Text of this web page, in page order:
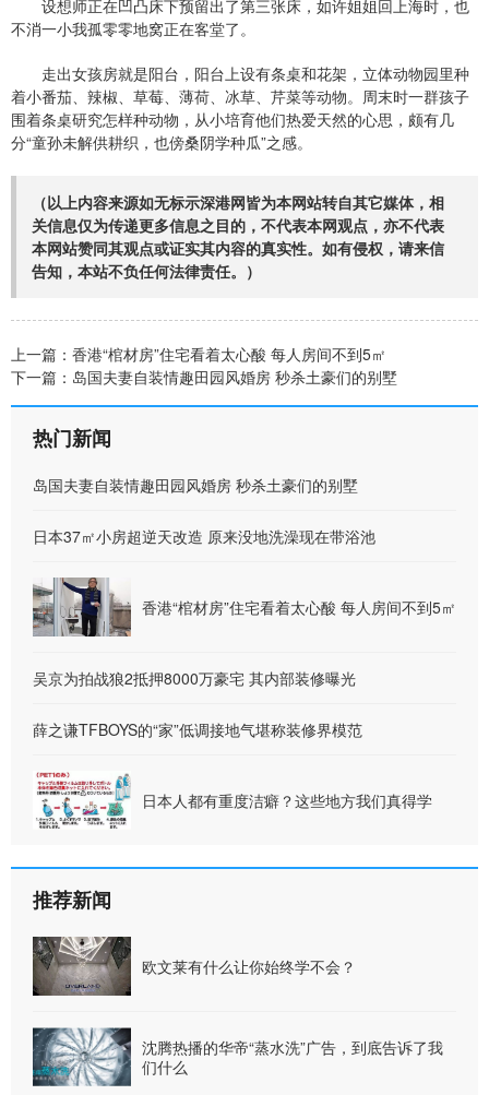
设想师正在凹凸床下预留出了第三张床，如许姐姐回上海时，也
不消一小我孤零零地窝正在客堂了。
走出女孩房就是阳台，阳台上设有条桌和花架，立体动物园里种
着小番茄、辣椒、草莓、薄荷、冰草、芹菜等动物。周末时一群孩子
围着条桌研究怎样种动物，从小培育他们热爱天然的心思，颇有几
分“童孙未解供耕织，也傍桑阴学种瓜”之感。
（以上内容来源如无标示深港网皆为本网站转自其它媒体，相
关信息仅为传递更多信息之目的，不代表本网观点，亦不代表
本网站赞同其观点或证实其内容的真实性。如有侵权，请来信
告知，本站不负任何法律责任。）
上一篇： 香港“棺材房”住宅看着太心酸 每人房间不到5㎡
下一篇： 岛国夫妻自装情趣田园风婚房 秒杀土豪们的别墅
热门新闻
岛国夫妻自装情趣田园风婚房 秒杀土豪们的别墅
日本37㎡小房超逆天改造 原来没地洗澡现在带浴池
香港“棺材房”住宅看着太心酸 每人房间不到5㎡
吴京为拍战狼2抵押8000万豪宅 其内部装修曝光
薛之谦TFBOYS的“家”低调接地气堪称装修界模范
日本人都有重度洁癖？这些地方我们真得学
推荐新闻
欧文莱有什么让你始终学不会？
沈腾热播的华帝“蒸水洗”广告，到底告诉了我
们什么